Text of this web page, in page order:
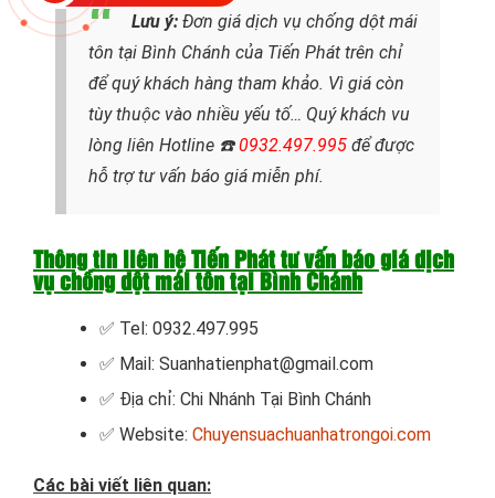
Lưu ý: Đơn giá dịch vụ chống dột mái
tôn tại Bình Chánh của Tiến Phát trên chỉ
để quý khách hàng tham khảo. Vì giá còn
tùy thuộc vào nhiều yếu tố… Quý khách vu
lòng liên Hotline ☎️0932.497.995 để được
hỗ trợ tư vấn báo giá miễn phí.
Thông tin liên hệ Tiến Phát tư vấn báo giá dịch
vụ chống dột mái tôn tại Bình Chánh
✅ Tel: 0932.497.995
✅ Mail: Suanhatienphat@gmail.com
✅ Địa chỉ: Chi Nhánh Tại Bình Chánh
✅ Website: Chuyensuachuanhatrongoi.com
Các bài viết liên quan: